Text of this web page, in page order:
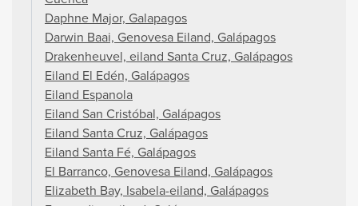
Daphne Major, Galapagos
Darwin Baai, Genovesa Eiland, Galápagos
Drakenheuvel, eiland Santa Cruz, Galápagos
Eiland El Edén, Galápagos
Eiland Espanola
Eiland San Cristóbal, Galápagos
Eiland Santa Cruz, Galápagos
Eiland Santa Fé, Galápagos
El Barranco, Genovesa Eiland, Galápagos
Elizabeth Bay, Isabela-eiland, Galápagos